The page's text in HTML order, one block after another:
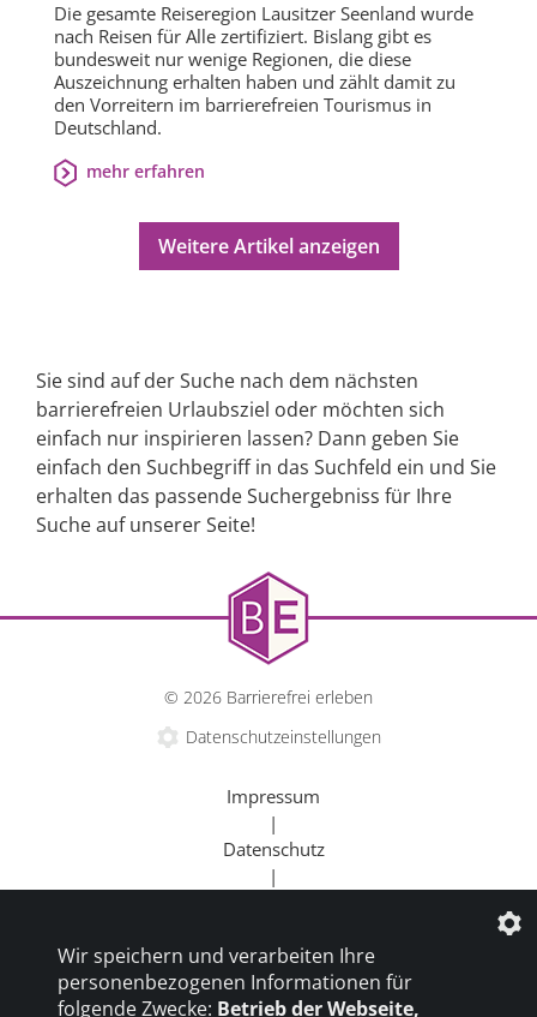
Die gesamte Reiseregion Lausitzer Seenland wurde
nach Reisen für Alle zertifiziert. Bislang gibt es
bundesweit nur wenige Regionen, die diese
Auszeichnung erhalten haben und zählt damit zu
den Vorreitern im barrierefreien Tourismus in
Deutschland.
mehr erfahren
Weitere Artikel anzeigen
Sie sind auf der Suche nach dem nächsten
barrierefreien Urlaubsziel oder möchten sich
einfach nur inspirieren lassen? Dann geben Sie
einfach den Suchbegriff in das Suchfeld ein und Sie
erhalten das passende Suchergebniss für Ihre
Suche auf unserer Seite!
© 2026 Barrierefrei erleben
Datenschutzeinstellungen
Impressum
|
Datenschutz
|
Beratung
|
Goldener Rollstuhl
Wir speichern und verarbeiten Ihre
personenbezogenen Informationen für
folgende Zwecke: Betrieb der Webseite,